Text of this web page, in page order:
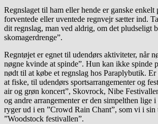
Regnslaget til ham eller hende er ganske enkelt
forventede eller uventede regnvejr sætter ind.
dit regnslag, man ved aldrig, om det pludseligt
skomagerdrenge”.
Regntøjet er egnet til udendørs aktiviteter, når
nøgne kvinde at spinde”. Hun kan ikke spinde
nødt til at købe et regnslag hos Paraplybutik.
at fiske, til udendørs sportsarrangementer og
air og grøn koncert”, Skovrock, Nibe
og andre arrangementer er den simpelthen lige
ryger ud i en ”Crowd Rain Chant”, som vi i sin
”Woodstock festivallen”.